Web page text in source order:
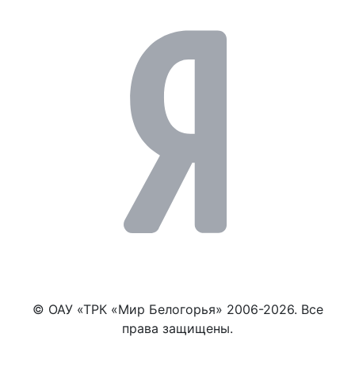
© ОАУ «ТРК «Мир Белогорья» 2006-2026. Все
права защищены.